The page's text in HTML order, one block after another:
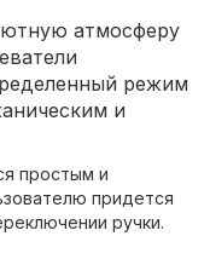
атмосферу
режим
и
простым и
придется
ручки.